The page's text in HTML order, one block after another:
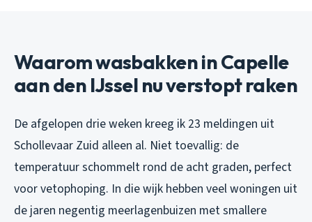
Waarom wasbakken in Capelle
aan den IJssel nu verstopt raken
De afgelopen drie weken kreeg ik 23 meldingen uit
Schollevaar Zuid alleen al. Niet toevallig: de
temperatuur schommelt rond de acht graden, perfect
voor vetophoping. In die wijk hebben veel woningen uit
de jaren negentig meerlagenbuizen met smallere